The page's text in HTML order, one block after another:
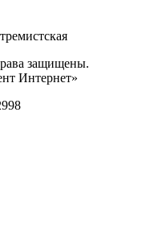
защищены.
Интернет»